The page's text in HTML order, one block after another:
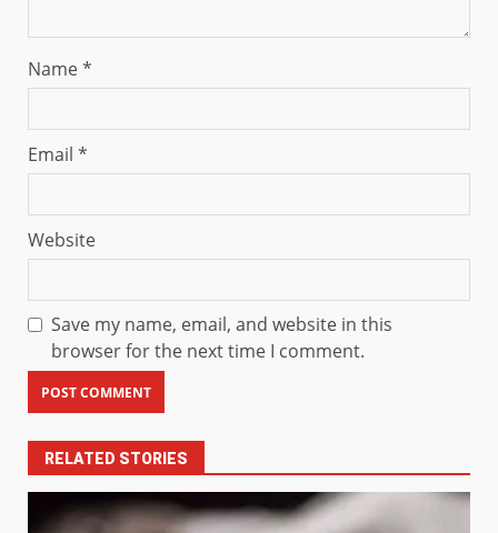
Name*
Email *
Website
Save my name, email, and website in this
browser for the next time I comment.
RELATED STORIES